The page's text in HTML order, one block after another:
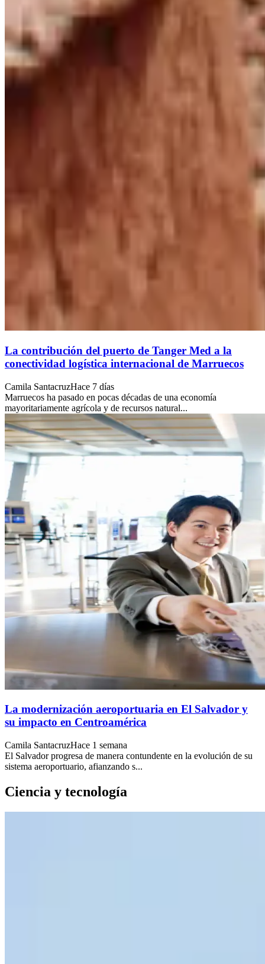
La contribución del puerto de Tanger Med a la
conectividad logística internacional de Marruecos
Camila SantacruzHace 7 días
Marruecos ha pasado en pocas décadas de una economía
mayoritariamente agrícola y de recursos natural...
La modernización aeroportuaria en El Salvador y
su impacto en Centroamérica
Camila SantacruzHace 1 semana
El Salvador progresa de manera contundente en la evolución de su
sistema aeroportuario, afianzando s...
Ciencia y tecnología